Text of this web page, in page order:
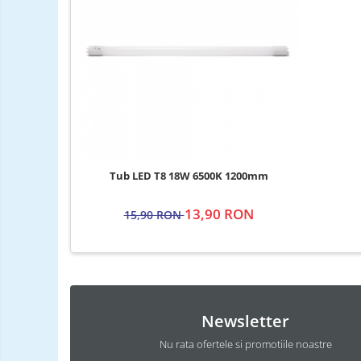
Tub LED T8 18W 6500K 1200mm
15,90 RON13,90 RON
Newsletter
Nu rata ofertele si promotiile noastre